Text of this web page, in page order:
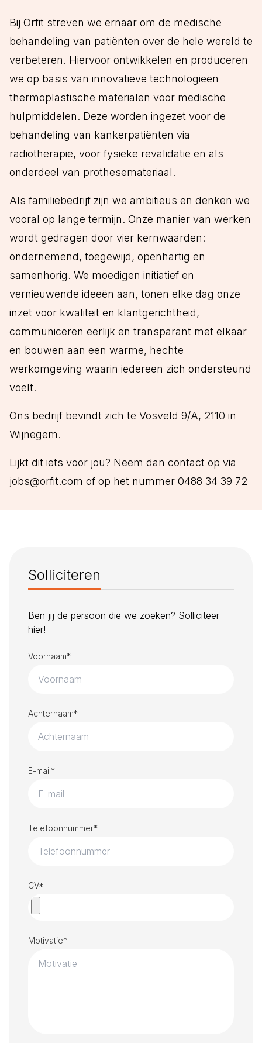
Bij Orfit streven we ernaar om de medische
behandeling van patiënten over de hele wereld te
verbeteren. Hiervoor ontwikkelen en produceren
we op basis van innovatieve technologieën
thermoplastische materialen voor medische
hulpmiddelen. Deze worden ingezet voor de
behandeling van kankerpatiënten via
radiotherapie, voor fysieke revalidatie en als
onderdeel van prothesemateriaal.
Als familiebedrijf zijn we ambitieus en denken we
vooral op lange termijn. Onze manier van werken
wordt gedragen door vier kernwaarden:
ondernemend, toegewijd, openhartig en
samenhorig. We moedigen initiatief en
vernieuwende ideeën aan, tonen elke dag onze
inzet voor kwaliteit en klantgerichtheid,
communiceren eerlijk en transparant met elkaar
en bouwen aan een warme, hechte
werkomgeving waarin iedereen zich ondersteund
voelt.
Ons bedrijf bevindt zich te Vosveld 9/A, 2110 in
Wijnegem.
Lijkt dit iets voor jou? Neem dan contact op via
jobs@orfit.com of op het nummer 0488 34 39 72
Solliciteren
Ben jij de persoon die we zoeken? Solliciteer
hier!
Voornaam*
Achternaam*
E-mail*
Telefoonnummer*
CV*
Motivatie*